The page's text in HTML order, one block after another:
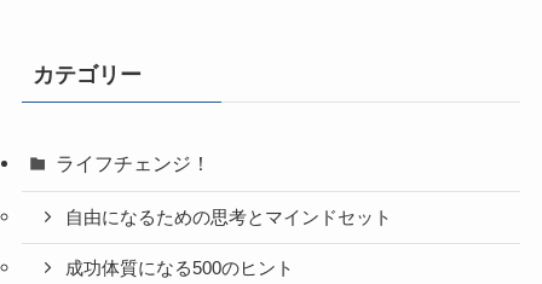
カテゴリー
ライフチェンジ！
自由になるための思考とマインドセット
成功体質になる500のヒント